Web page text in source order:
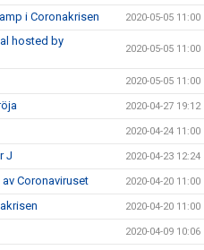
i Coronakrisen 2020-05-05 11:00
hosted by
2020-05-05 11:00
2020-05-05 11:00
2020-04-27 19:12
2020-04-24 11:00
J 2020-04-23 12:24
Coronaviruset 2020-04-20 11:00
2020-04-20 11:00
2020-04-09 10:06